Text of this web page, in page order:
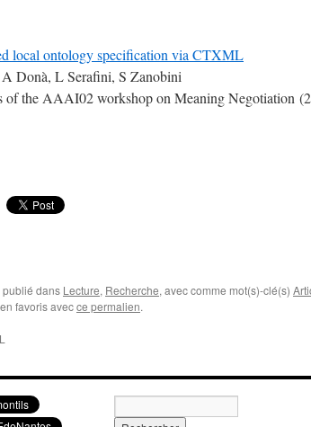
local ontology specification via CTXML
Donà, L Serafini, S Zanobini
of the AAAI02 workshop on Meaning Negotiation
publié dans Lecture, Recherche, avec comme mot(s)-clé(s)
favoris avecce permalien.